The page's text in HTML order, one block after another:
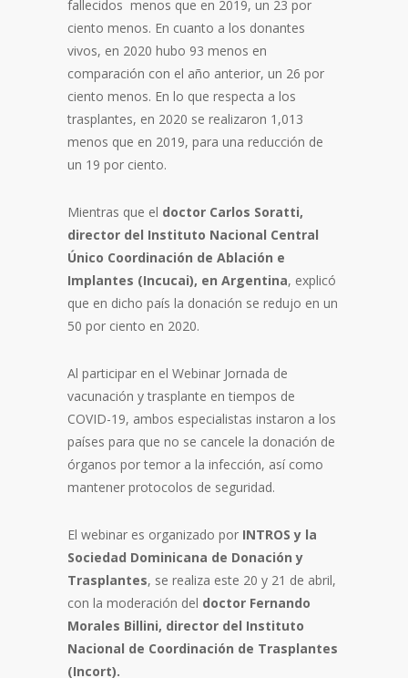
fallecidos menos que en 2019, un 23 por
ciento menos. En cuanto a los donantes
vivos, en 2020 hubo 93 menos en
comparación con el año anterior, un 26 por
ciento menos. En lo que respecta a los
trasplantes, en 2020 se realizaron 1,013
menos que en 2019, para una reducción de
un 19 por ciento.
Mientras que el doctor Carlos Soratti,
director del Instituto Nacional Central
Único Coordinación de Ablación e
Implantes (Incucai), en Argentina, explicó
que en dicho país la donación se redujo en un
50 por ciento en 2020.
Al participar en el Webinar Jornada de
vacunación y trasplante en tiempos de
COVID-19, ambos especialistas instaron a los
países para que no se cancele la donación de
órganos por temor a la infección, así como
mantener protocolos de seguridad.
El webinar es organizado por INTROS y la
Sociedad Dominicana de Donación y
Trasplantes, se realiza este 20 y 21 de abril,
con la moderación del doctor Fernando
Morales Billini, director del Instituto
Nacional de Coordinación de Trasplantes
(Incort).